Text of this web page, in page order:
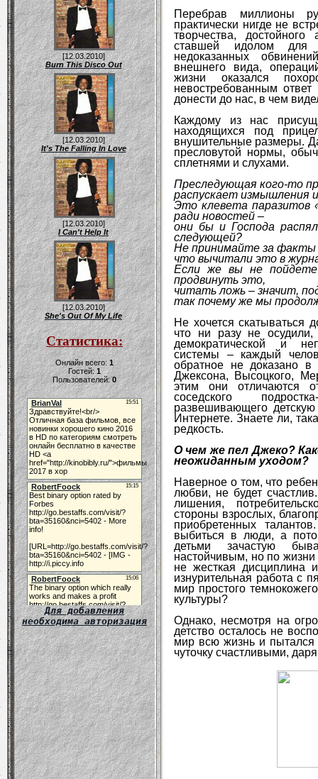
[12.03.2010]
Burn This Disco Out
[12.03.2010]
It's The Falling In Love
[12.03.2010]
I Can't Help It
[12.03.2010]
She's Out Of My Life
Статистика:
Онлайн всего:1
Гостей:1
Пользователей:0
Для добавления
необходима авторизация
Перебрав миллионы
практически нигде не
творчества,
ставшей идолом для
недоказанных
внешнего вида,
жизни оказался
невостребованным
донести до нас, в чем
Каждому из нас
находящихся под
внушительные размеры.
пресловутой нормы,
сплетнями и слухами.
Преследующая кого-то
распускает измышления
Это клевета паразитов
ради новостей –
они бы и Господа
следующей?
Не принимайте за
что вычитали это в
Если же вы не
продвинуть это,
читать ложь – значит,
так почему же мы
Не хочется скатываться
что ни разу не
демократической и
системы – каждый
обратное не доказано
Джексона, Высоцкого,
этим они отличаются
соседского
развешивающего
Интернете. Знаете ли,
редкость.
О чем же пел Джеко?
неожиданным уходом?
Наверное о том, что
любви, не будет
лишения,
стороны взрослых,
приобретенных
выбиться в люди, а
детьми зачастую
настойчивым, но по жизни
не жесткая дисциплина
изнурительная работа с
мир простого
культуры?
Однако, несмотря на
детство осталось не
мир всю жизнь и пытался
чуточку счастливыми,